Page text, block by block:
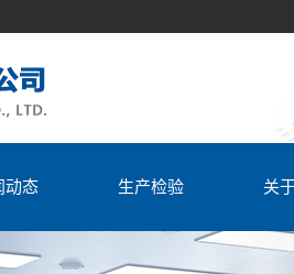
动态 生产检验 关